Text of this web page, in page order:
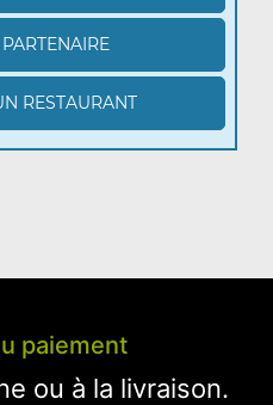
RESTAURANT
paiement
ou à la livraison.